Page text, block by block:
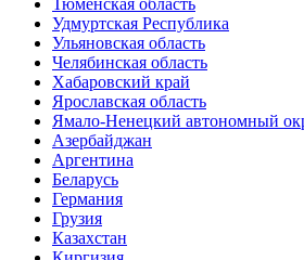
Тюменская область
Удмуртская Республика
Ульяновская область
Челябинская область
Хабаровский край
Ярославская область
Ямало-Ненецкий автономный
Азербайджан
Аргентина
Беларусь
Германия
Грузия
Казахстан